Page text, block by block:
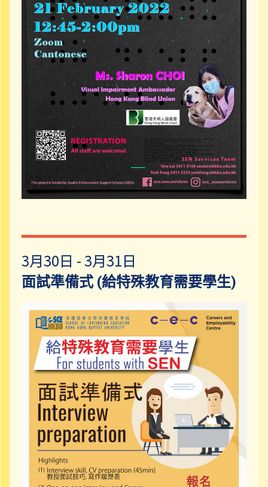
3月30日 - 3月31日
面試準備式 (給特殊教育需要學生)